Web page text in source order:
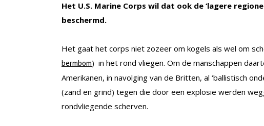
Het U.S. Marine Corps wil dat ook de ‘lagere
beschermd.
Het gaat het corps niet zozeer om kogels als wel om
bermbom) in het rond vliegen. Om de manschappen
Amerikanen, in navolging van de Britten, al ‘ballistisch
(zand en grind) tegen die door een explosie werden
rondvliegende scherven.